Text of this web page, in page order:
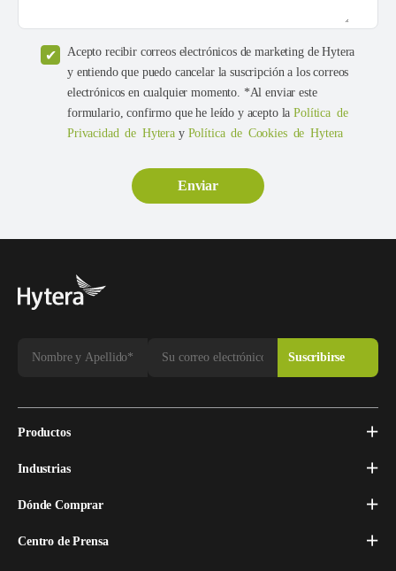
Acepto recibir correos electrónicos de marketing de Hytera
y entiendo que puedo cancelar la suscripción a los correos
electrónicos en cualquier momento. *Al enviar este
formulario, confirmo que he leído y acepto laPolítica de
Privacidad de Hytera y Política de Cookies de Hytera
Productos
Industrias
Dónde Comprar
Centro de Prensa